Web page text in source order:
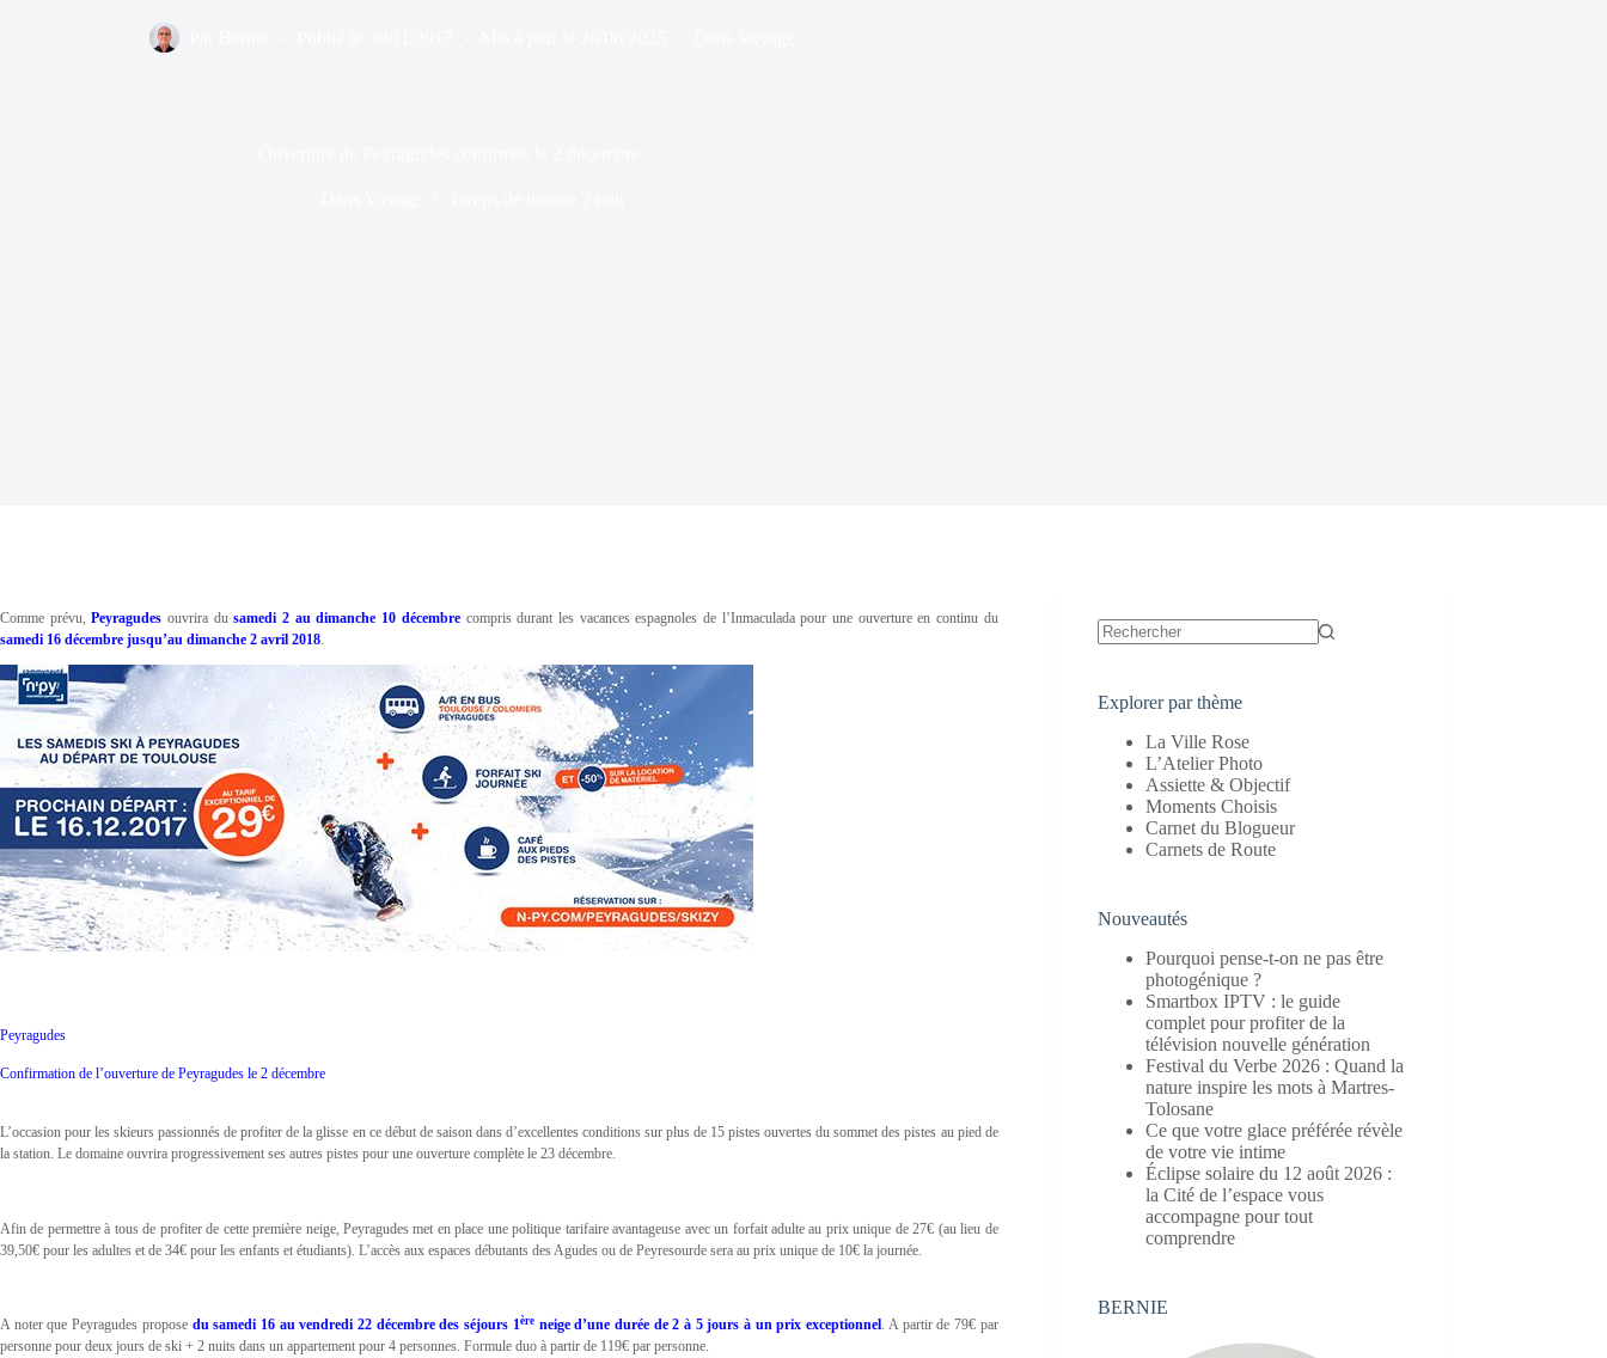
Comme prévu,Peyragudes ouvrira dusamedi 2 au dimanche 10 décembrecompris durant les vacances espagnoles de l’Inmaculada pour une ouverture en continu du
samedi 16 décembre jusqu’au dimanche 2 avril 2018.
Peyragudes
Confirmation de l’ouverture de Peyragudes le 2 décembre
L’occasion pour les skieurs passionnés de profiter de la glisse en ce début de saison dans d’excellentes conditions sur plus de 15 pistes ouvertes du sommet des pistes au pied de
la station. Le domaine ouvrira progressivement ses autres pistes pour une ouverture complète le 23 décembre.
Afin de permettre à tous de profiter de cette première neige, Peyragudes met en place une politique tarifaire avantageuse avec un forfait adulte au prix unique de 27€ (au lieu de
39,50€ pour les adultes et de 34€ pour les enfants et étudiants). L’accès aux espaces débutants des Agudes ou de Peyresourde sera au prix unique de 10€ la journée.
A noter que Peyragudes propose du samedi 16 au vendredi 22 décembre des séjours 1èreneige d’une durée de 2 à 5 jours à un prix exceptionnel. A partir de 79€ par
personne pour deux jours de ski + 2 nuits dans un appartement pour 4 personnes. Formule duo à partir de 119€ par personne.
Explorer par thème
La Ville Rose
L’Atelier Photo
Assiette & Objectif
Moments Choisis
Carnet du Blogueur
Carnets de Route
Nouveautés
Pourquoi pense-t-on ne pas être
photogénique ?
Smartbox IPTV : le guide
complet pour profiter de la
télévision nouvelle génération
Festival du Verbe 2026 : Quand la
nature inspire les mots à Martres-
Tolosane
Ce que votre glace préférée révèle
de votre vie intime
Éclipse solaire du 12 août 2026 :
la Cité de l’espace vous
accompagne pour tout
comprendre
BERNIE